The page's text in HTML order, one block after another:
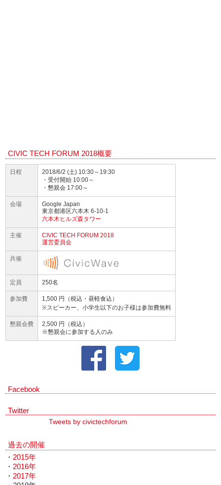
CIVIC TECH FORUM 2018概要
日程
2018/6/2 (土) 10:30～19:30
・受付開始 10:00～
・懇親会 17:00～
会場
Google Japan
東京都港区六本木 6-10-1
六本木ヒルズ森タワー
主催
CIVIC TECH FORUM 2018
運営委員会
共催
定員 250名
参加費
1,500 円（税込・昼軽食込）
※スピーカー、小学生以下のお子様は参加費無料
懇親会費
2,500 円（税込）
※懇親会に参加する人のみ
Facebook
Twitter
Tweets by civictechforum
過去の開催
・ 2015年
・ 2016年
・ 2017年